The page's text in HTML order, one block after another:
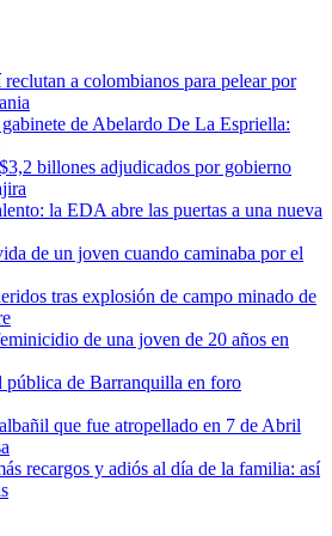
a colombianos para pelear por
de Abelardo De La Espriella:
billones adjudicados por gobierno
la EDA abre las puertas a una nueva
de un joven cuando caminaba por el
tras explosión de campo minado de
de una joven de 20 años en
pública de Barranquilla en foro
que fue atropellado en 7 de Abril
recargos y adiós al día de la familia: así